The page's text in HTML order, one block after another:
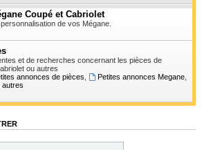
Coupé et Cabriolet
de vos Mégane.
et de recherches concernant les pièces de
ou autres
annonces de pièces Petites annonces Megane,
autres